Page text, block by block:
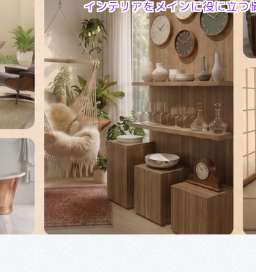
インテリアをメインに役に立つ